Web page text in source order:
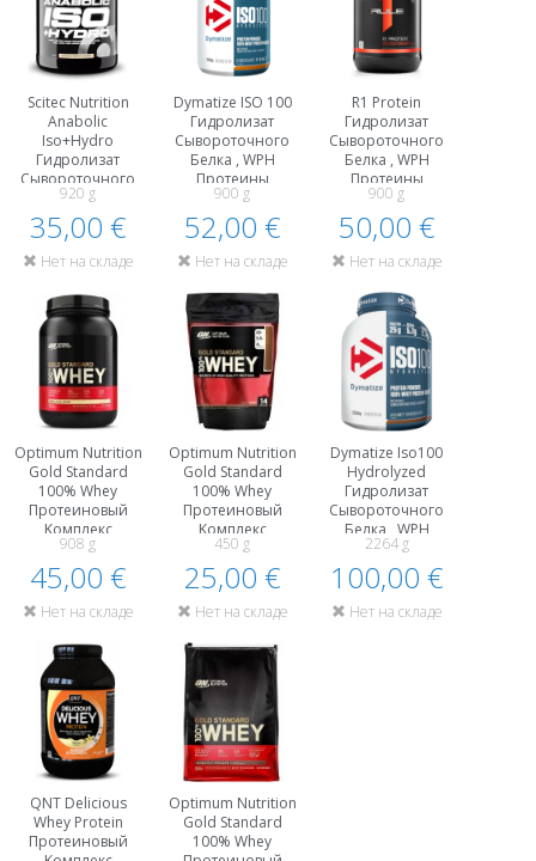
Scitec Nutrition
Anabolic
Iso+Hydro
Гидролизат
Сывороточного
Белка , WPH
Протеины
920 g
35,00 €
Нет на складе
Dymatize ISO 100
Гидролизат
Сывороточного
Белка , WPH
Протеины
900 g
52,00 €
Нет на складе
R1 Protein
Гидролизат
Сывороточного
Белка , WPH
Протеины
900 g
50,00 €
Нет на складе
Optimum Nutrition
Gold Standard
100% Whey
Протеиновый
Kомплекс
Гидролизат
Сывороточного
Белка , WPH
908 g
45,00 €
Нет на складе
Optimum Nutrition
Gold Standard
100% Whey
Протеиновый
Kомплекс
Гидролизат
Сывороточного
Белка , WPH
450 g
25,00 €
Нет на складе
Dymatize Iso100
Hydrolyzed
Гидролизат
Сывороточного
Белка , WPH
Протеины
2264 g
100,00 €
Нет на складе
QNT Delicious
Whey Protein
Протеиновый
Optimum Nutrition
Gold Standard
100% Whey